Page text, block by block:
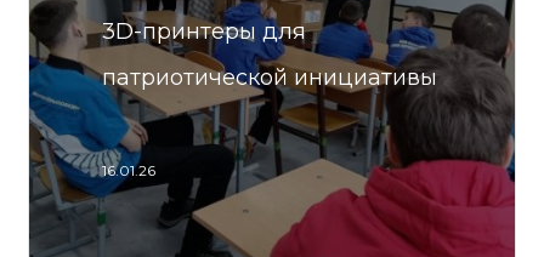
3D-принтеры для
патриотической инициативы
16.01.26